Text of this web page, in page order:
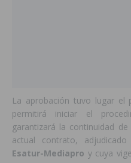
La aprobación tuvo lugar el
permitirá iniciar el
garantizará la continuidad
actual contrato,
Esatur-Mediapro y cuya